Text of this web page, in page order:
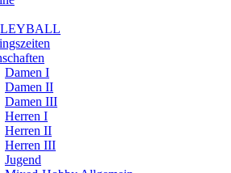
Damen I
Damen II
Damen III
Herren I
Herren II
Herren III
Jugend